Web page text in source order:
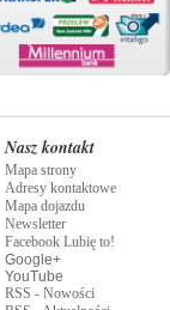
Nasz kontakt
Mapa strony
Adresy kontaktowe
Mapa dojazdu
Newsletter
Facebook Lubię to!
Google+
YouTube
RSS - Nowości